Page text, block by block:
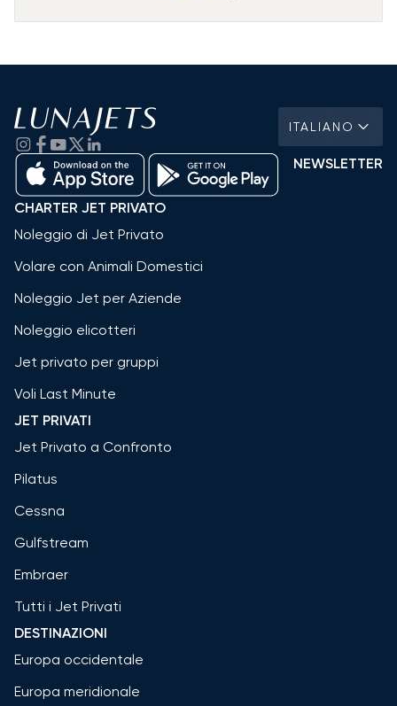
ITALIANO
NEWSLETTER
CHARTER JET PRIVATO
Noleggio di Jet Privato
Volare con Animali Domestici
Noleggio Jet per Aziende
Noleggio elicotteri
Jet privato per gruppi
Voli Last Minute
JET PRIVATI
Jet Privato a Confronto
Pilatus
Cessna
Gulfstream
Embraer
Tutti i Jet Privati
DESTINAZIONI
Europa occidentale
Europa meridionale